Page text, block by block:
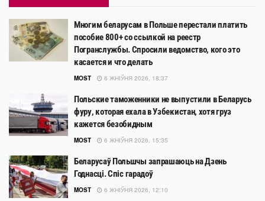
Многим беларусам в Польше перестали платить
пособие 800+ со ссылкой на реестр
Погранслужбы. Спросили ведомство, кого это
касается и что делать
MOST 6 ЖНІЎНЯ 2026, 18:37
Польские таможенники не выпустили в Беларусь
фуру, которая ехала в Узбекистан, хотя груз
кажется безобидным
MOST 6 ЖНІЎНЯ 2026, 15:35
Беларусаў Польшчы запрашаюць на Дзень
Годнасці. Спіс гарадоў
MOST 6 ЖНІЎНЯ 2026, 12:10